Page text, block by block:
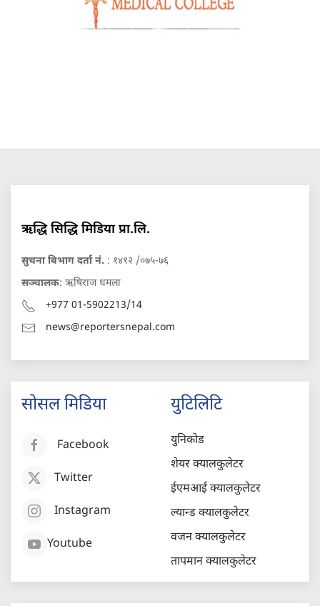
ऋद्धि सिद्धि मिडिया प्रा.लि.
सुचना बिभाग दर्ता नं. : १४१२ /०७५-७६
सञ्चालक: ऋषिराज धमला
+977 01-5902213/14
news@reportersnepal.com
सोसल मिडिया
Facebook
Twitter
Instagram
Youtube
युटिलिटि
युनिकोड
शेयर क्यालकुलेटर
ईएमआई क्यालकुलेटर
ल्यान्ड क्यालकुलेटर
वजन क्यालकुलेटर
तापमान क्यालकुलेटर